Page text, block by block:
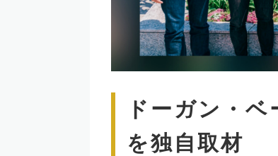
ドーガン・
を独自取材